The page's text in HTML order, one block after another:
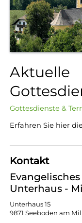
Kontakt
Unterhaus -
Unterhaus 15
9871 Seeboden am
Aktuelle
Gottesdienste &
Erfahren Sie hier